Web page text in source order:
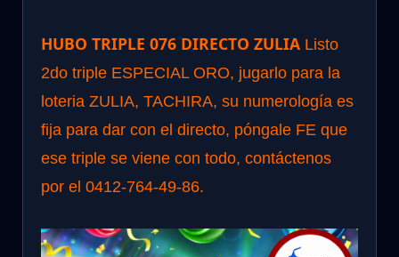
HUBO TRIPLE 076 DIRECTO ZULIA Listo
2do triple ESPECIAL ORO, jugarlo para la
loteria ZULIA, TACHIRA, su numerología es
fija para dar con el directo, póngale FE que
ese triple se viene con todo, contáctenos
por el 0412-764-49-86.